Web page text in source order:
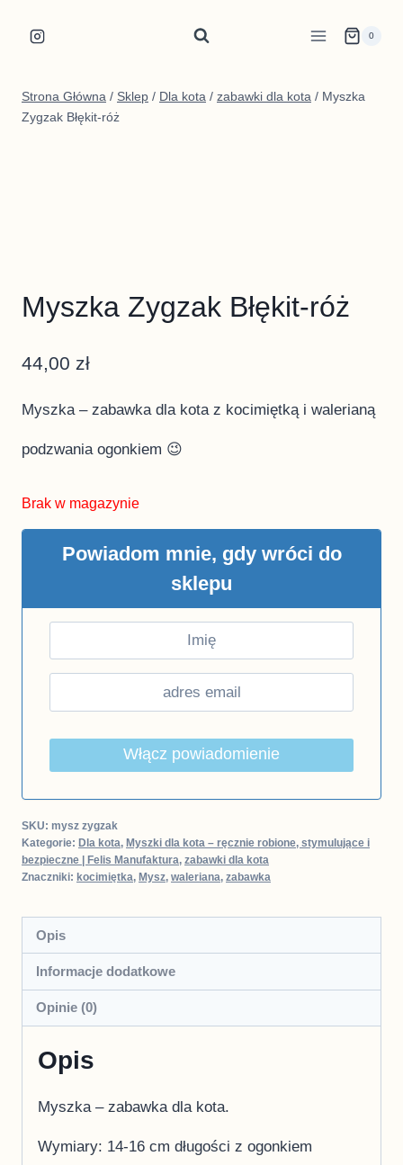
0
Strona Główna / Sklep / Dla kota / zabawki dla kota / Myszka
Zygzak Błękit-róż
Myszka Zygzak Błękit-róż
44,00 zł
Myszka – zabawka dla kota z kocimiętką i walerianą
podzwania ogonkiem 😉
Brak w magazynie
Powiadom mnie, gdy wróci do
sklepu
Włącz powiadomienie
SKU: mysz zygzak
Kategorie: Dla kota, Myszki dla kota – ręcznie robione, stymulujące i
bezpieczne | Felis Manufaktura, zabawki dla kota
Znaczniki: kocimiętka, Mysz, waleriana, zabawka
Opis
Informacje dodatkowe
Opinie (0)
Opis
Myszka – zabawka dla kota.
Wymiary: 14-16 cm długości z ogonkiem